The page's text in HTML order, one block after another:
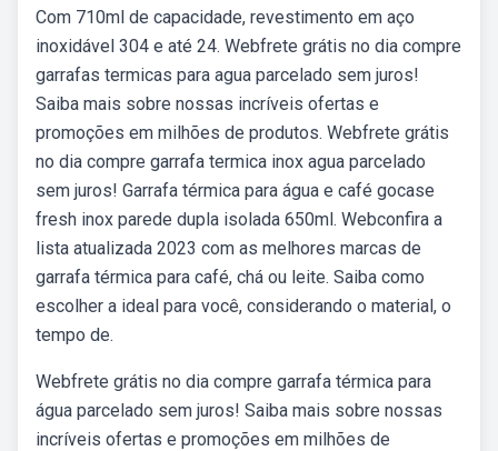
Com 710ml de capacidade, revestimento em aço
inoxidável 304 e até 24. Webfrete grátis no dia compre
garrafas termicas para agua parcelado sem juros!
Saiba mais sobre nossas incríveis ofertas e
promoções em milhões de produtos. Webfrete grátis
no dia compre garrafa termica inox agua parcelado
sem juros! Garrafa térmica para água e café gocase
fresh inox parede dupla isolada 650ml. Webconfira a
lista atualizada 2023 com as melhores marcas de
garrafa térmica para café, chá ou leite. Saiba como
escolher a ideal para você, considerando o material, o
tempo de.
Webfrete grátis no dia compre garrafa térmica para
água parcelado sem juros! Saiba mais sobre nossas
incríveis ofertas e promoções em milhões de